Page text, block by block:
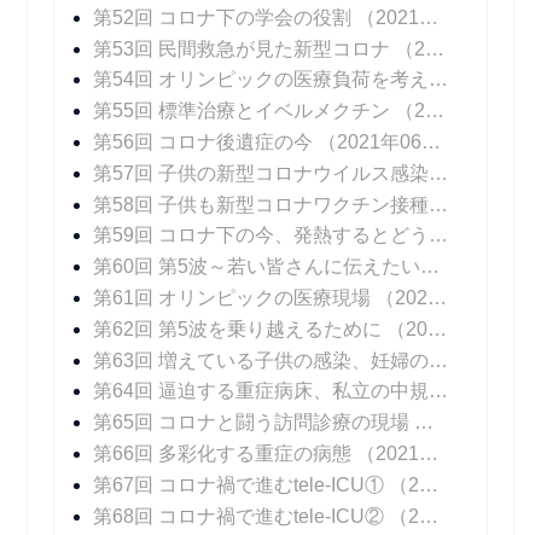
第52回 コロナ下の学会の役割
（2021年05月24日 掲載）
第53回 民間救急が見た新型コロナ
（2021年05月31日 掲載）
第54回 オリンピックの医療負荷を考える
第55回 標準治療とイベルメクチン
（2021年06月14日 掲載）
第56回 コロナ後遺症の今
（2021年06月21日 掲載）
第57回 子供の新型コロナウイルス感染症
第58回 子供も新型コロナワクチン接種を
第59回 コロナ下の今、発熱するとどうなる？
第60回 第5波～若い皆さんに伝えたいこと
第61回 オリンピックの医療現場
（2021年08月06日 掲載）
第62回 第5波を乗り越えるために
（2021年08月16日 掲載）
第63回 増えている子供の感染、妊婦の感染
第64回 逼迫する重症病床、私立の中規模急性期病院の頑張り
第65回 コロナと闘う訪問診療の現場
（2021年09
第66回 多彩化する重症の病態
（2021年09月20日 掲載）
第67回 コロナ禍で進むtele-ICU①
（2021年09月27日 掲載）
第68回 コロナ禍で進むtele-ICU②
（2021年10月04日 掲載）